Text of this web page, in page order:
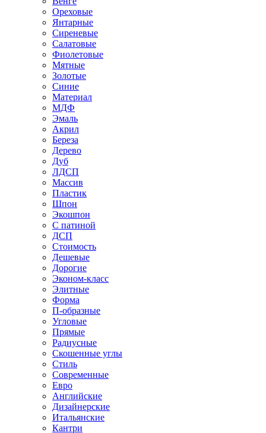
Ореховые
Янтарные
Сиреневые
Салатовые
Фиолетовые
Мятные
Золотые
Синие
Материал
МДФ
Эмаль
Акрил
Береза
Дерево
Дуб
ЛДСП
Массив
Пластик
Шпон
Экошпон
С патиной
ДСП
Стоимость
Дешевые
Дорогие
Эконом-класс
Элитные
Форма
П-образные
Угловые
Прямые
Радиусные
Скошенные углы
Стиль
Современные
Евро
Английские
Дизайнерские
Итальянские
Кантри